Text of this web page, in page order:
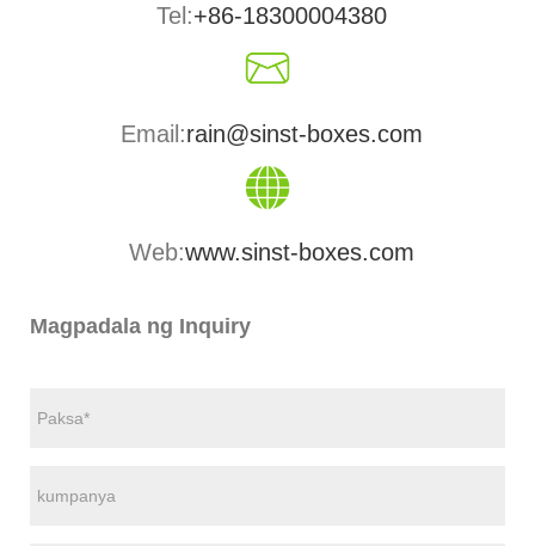
Tel:+86-18300004380
Email:rain@sinst-boxes.com
Web:www.sinst-boxes.com
Magpadala ng Inquiry